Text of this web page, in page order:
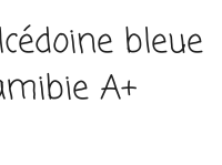
bleue
A+